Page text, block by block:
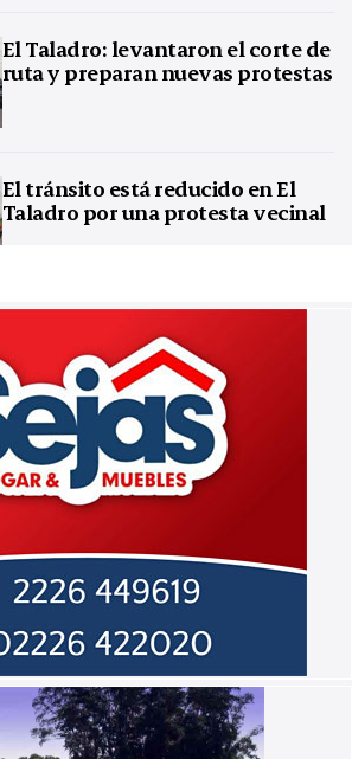
El Taladro: levantaron el corte de
ruta y preparan nuevas protestas
El tránsito está reducido en El
Taladro por una protesta vecinal